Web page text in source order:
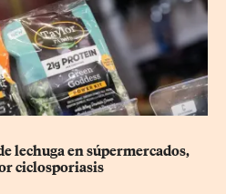
lechuga en súpermercados,
ciclosporiasis